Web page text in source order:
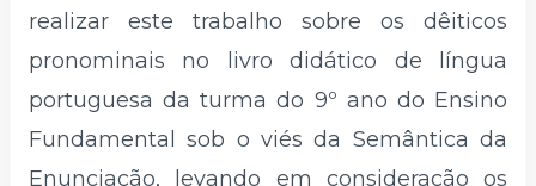
realizar este trabalho sobre os dêiticos
pronominais no livro didático de língua
portuguesa da turma do 9º ano do Ensino
Fundamental sob o viés da Semântica da
Enunciação, levando em consideração os